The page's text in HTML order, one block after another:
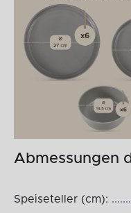
Abmessungen
Speiseteller (cm):